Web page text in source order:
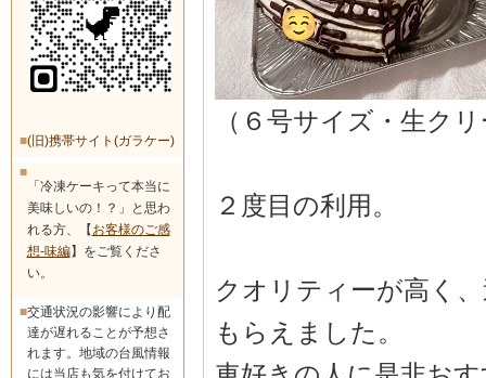
■(旧)携帯サイト(ガラケー)
■
「冷凍ケーキって本当に
美味しいの！？」と思わ
れる方、【 お客様のご感
想-味編】をご覧くださ
い。
■交通状況の影響により配
達が遅れることが予想さ
れます。地域の台風情報
には当店も気を付けてお
（６号サイズ・生ク
２度目の利用。
クオリティーが高く
もらえました。